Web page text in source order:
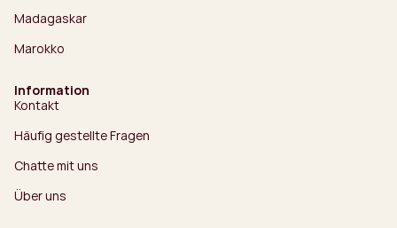
Madagaskar
Marokko
Information
Kontakt
Häufig gestellte Fragen
Chatte mit uns
Über uns